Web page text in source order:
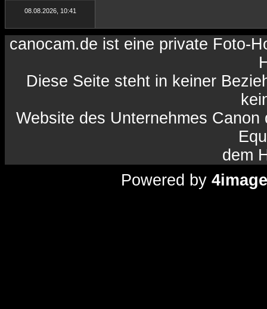
08.08.2026, 10:41
canocam.de ist eine private Foto-
Diese Seite steht in keiner
Website des Unternehmes
dem
Powered by